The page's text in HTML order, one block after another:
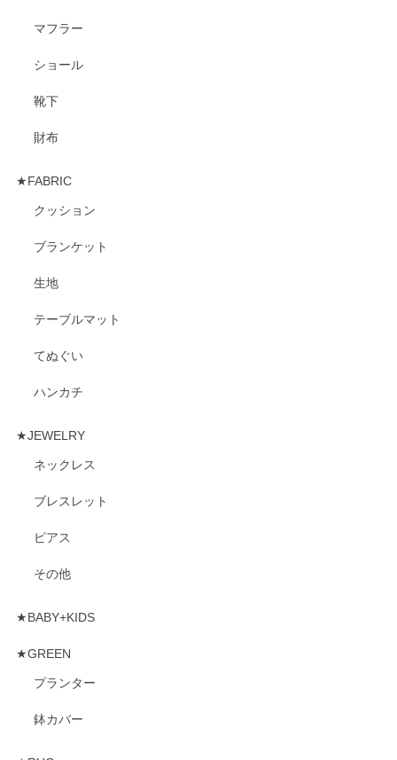
マフラー
ショール
靴下
財布
★FABRIC
クッション
ブランケット
生地
テーブルマット
てぬぐい
ハンカチ
★JEWELRY
ネックレス
ブレスレット
ピアス
その他
★BABY+KIDS
★GREEN
プランター
鉢カバー